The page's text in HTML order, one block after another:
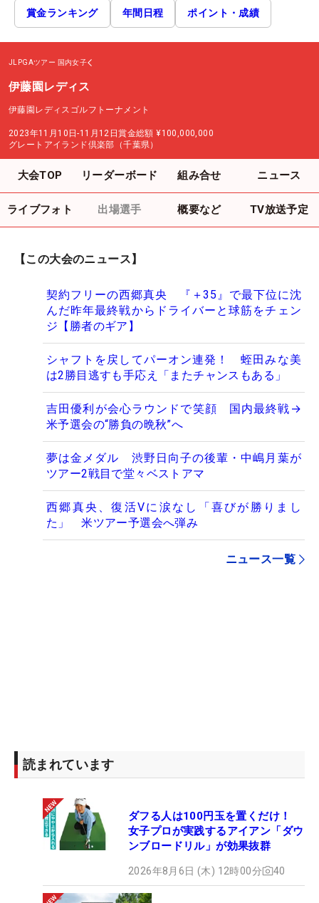
賞金ランキング 年間日程 ポイント・成績
JLPGAツアー 国内女子
伊藤園レディス
伊藤園レディスゴルフトーナメント
2023年11月10日-11月12日賞金総額 ¥100,000,000
グレートアイランド倶楽部（千葉県）
大会TOP リーダーボード 組み合せ ニュース
ライブフォト 出場選手 概要など TV放送予定
【この大会のニュース】
契約フリーの西郷真央 『＋35』で最下位に沈
んだ昨年最終戦からドライバーと球筋をチェン
ジ【勝者のギア】
シャフトを戻してパーオン連発！ 蛭田みな美
は2勝目逃すも手応え「またチャンスもある」
吉田優利が会心ラウンドで笑顔 国内最終戦→
米予選会の“勝負の晩秋”へ
夢は金メダル 渋野日向子の後輩・中嶋月葉が
ツアー2戦目で堂々ベストアマ
西郷真央、復活Vに涙なし「喜びが勝りまし
た」 米ツアー予選会へ弾み
ニュース一覧
読まれています
ダフる人は100円玉を置くだけ！
女子プロが実践するアイアン「ダウ
ンブロードリル」が効果抜群
2026年8月6日 (木) 12時00分 40